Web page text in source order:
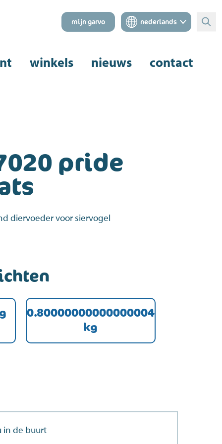
mijn garvo nederlands
winkels nieuws contact
pride
diervoeder voor siervogel
0.80000000000000004
kg
in de buurt